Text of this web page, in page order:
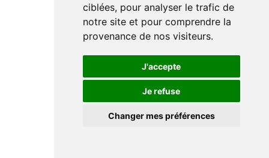
ciblées, pour analyser le trafic de
notre site et pour comprendre la
provenance de nos visiteurs.
J'accepte
Je refuse
Changer mes préférences